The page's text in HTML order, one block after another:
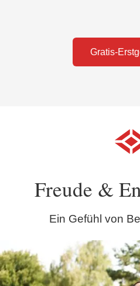
Gratis-
Freude &
Ein Gefühl von